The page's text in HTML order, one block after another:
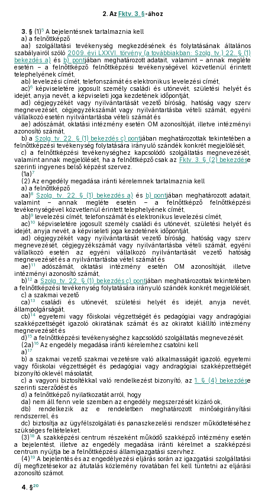
2. Az Fktv. 3. §-ához
3. § (1)5 A bejelentésnek tartalmaznia kell
a) a felnőttképző
aa) szolgáltatási tevékenység megkezdésének és folytatásának általános
szabályairól szóló 2009. évi LXXVI. törvény (a továbbiakban: Szolg. tv.) 22. § (1)
bekezdés a) és b) pontjában meghatározott adatait, valamint – annak megléte
esetén – a felnőttképző felnőttképzési tevékenységével közvetlenül érintett
telephelyének címét,
ab) levelezési címét, telefonszámát és elektronikus levelezési címét,
ac)6
képviseletére jogosult személy családi és utónevét, születési helyét és
idejét, anyja nevét, a képviseleti joga kezdetének időpontját,
ad) cégjegyzékét vagy nyilvántartását vezető bíróság, hatóság vagy szerv
megnevezését, cégjegyzékszámát vagy nyilvántartásba vételi számát, egyéni
vállalkozó esetén nyilvántartásba vételi számát és
ae) adószámát, oktatási intézmény esetén OM azonosítóját, illetve intézményi
azonosító számát,
b) a Szolg. tv. 22. § (1) bekezdés c) pontjában meghatározottak tekintetében a
felnőttképzési tevékenység folytatására irányuló szándék konkrét megjelölését,
c) a felnőttképzési tevékenységhez kapcsolódó szolgáltatás megnevezését,
valamint annak megjelölését, ha a felnőttképző csak az Fktv. 3. § (2) bekezdése
szerinti ingyenes belső képzést szervez.
(1a)7
(2) Az engedély megadása iránti kérelemnek tartalmaznia kell
a) a felnőttképző
aa)8 Szolg. tv. 22. § (1) bekezdés a) és b) pontjában meghatározott adatait,
valamint – annak megléte esetén – a felnőttképző felnőttképzési
tevékenységével közvetlenül érintett telephelyének címét,
ab)9 levelezési címét, telefonszámát és elektronikus levelezési címét,
ac) 10
képviseletére jogosult személy családi és utónevét, születési helyét és
idejét, anyja nevét, a képviseleti joga kezdetének időpontját,
ad) cégjegyzékét vagy nyilvántartását vezető bíróság, hatóság vagy szerv
megnevezését, cégjegyzékszámát vagy nyilvántartásba vételi számát, egyéni
vállalkozó esetén az egyéni vállalkozó nyilvántartását vezető hatóság
megnevezését és a nyilvántartásba vétel számát és
ae) 11
adószámát, oktatási intézmény esetén OM azonosítóját, illetve
intézményi azonosító számát,
b) 12 a Szolg. tv. 22. § (1) bekezdés c) pontjában meghatározottak tekintetében
a felnőttképzési tevékenység folytatására irányuló szándék konkrét megjelölését,
c) a szakmai vezető
ca) 13
családi és utónevét, születési helyét és idejét, anyja nevét,
állampolgárságát,
cb) 14
egyetemi vagy főiskolai végzettségét és pedagógiai vagy andragógiai
szakképzettségét igazoló okiratának számát és az okiratot kiállító intézmény
megnevezését és
d) 15 a felnőttképzési tevékenységhez kapcsolódó szolgáltatás megnevezését.
(2a) 16 Az engedély megadása iránti kérelemhez csatolni kell
a) 17
b) a szakmai vezető szakmai vezetésre való alkalmasságát igazoló, egyetemi
vagy főiskolai végzettségét és pedagógiai vagy andragógiai szakképzettségét
bizonyító oklevél másolatát,
c) a vagyoni biztosítékkal való rendelkezést bizonyító, az 1. § (4) bekezdése
szerinti szerződést és
d) a felnőttképző nyilatkozatát arról, hogy
da) nem áll fenn vele szemben az engedély megszerzését kizáró ok,
db) rendelkezik az e rendeletben meghatározott minőségirányítási
rendszerrel, és
dc) biztosítja az ügyfélszolgálati és panaszkezelési rendszer működtetéséhez
szükséges feltételeket.
(3) 18 A szakképzési centrum részeként működő szakképző intézmény esetén
a bejelentést, illetve az engedély megadása iránti kérelmet a szakképzési
centrum nyújtja be a felnőttképzési államigazgatási szervhez.
(4) 19 A bejelentés és az engedélyezési eljárás során az igazgatási szolgáltatási
díj megfizetésekor az átutalás közlemény rovatában fel kell tüntetni az eljárási
azonosító számot.
4. §20